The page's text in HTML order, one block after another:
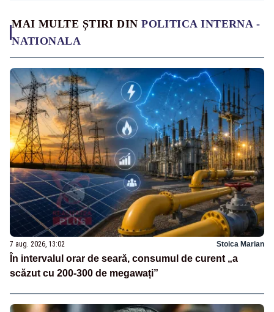
MAI MULTE ȘTIRI DINPOLITICA INTERNA -
NATIONALA
7 aug. 2026, 13:02 Stoica Marian
În intervalul orar de seară, consumul de curent „a
scăzut cu 200-300 de megawați”